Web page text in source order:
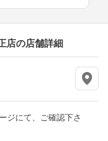
店の店舗詳細
ジにて、ご確認下さ